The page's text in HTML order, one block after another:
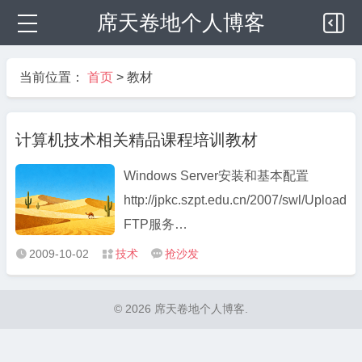
席天卷地个人博客
当前位置： 首页 > 教材
计算机技术相关精品课程培训教材
Windows Server安装和基本配置
http://jpkc.szpt.edu.cn/2007/swl/
FTP服务
http://jpkc.szpt.edu.cn/2007/swl/
...
 2009-10-02  技术  抢沙发
© 2026 席天卷地个人博客.